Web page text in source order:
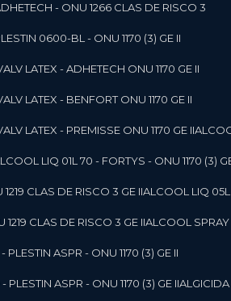
- ONU 1266 CLAS DE RISCO 3
0600-BL - ONU 1170 (3) GE II
LATEX - ADHETECH ONU 1170 GE II
LATEX - BENFORT ONU 1170 GE II
LATEX - PREMISSE ONU 1170 GE II
ALCOOL LIQ 01L 70 - FORTYS - ONU 1170 (3)
CLAS DE RISCO 3 GE II ALCOOL LIQ
CLAS DE RISCO 3 GE II ALCOOL
ASPR - ONU 1170 (3) GE II
ASPR - ONU 1170 (3) GE II